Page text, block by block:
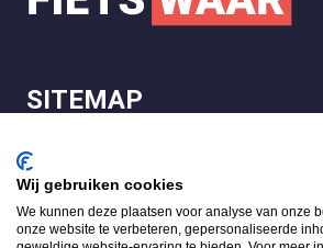
SITEMAP
LEGAL
FietsWaar.nl
4.7
Wij gebruiken cookies
We kunnen deze plaatsen voor analyse van onze
onze website te verbeteren, gepersonaliseerde